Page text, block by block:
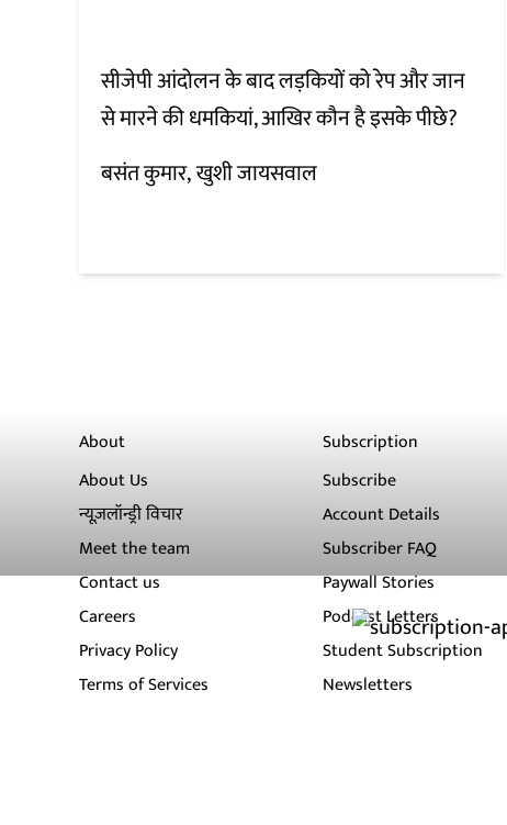
सीजेपी आंदोलन के बाद लड़कियों को रेप और जान
से मारने की धमकियां, आखिर कौन है इसके पीछे?
बसंत कुमार खुशी जायसवाल
About
About Us
न्यूज़लॉन्ड्री विचार
Meet the team
Contact us
Careers
Privacy Policy
Terms of Services
Subscription
Subscribe
Account Details
Subscriber FAQ
Paywall Stories
Podcast Letters
Student Subscription
Newsletters